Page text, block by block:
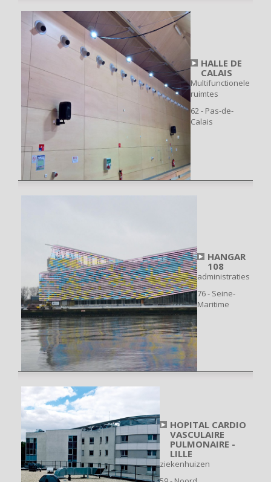
HALLE DE
CALAIS
Multifunctionele
ruimtes
62 - Pas-de-
Calais
HANGAR
108
administraties
76 - Seine-
Maritime
HOPITAL CARDIO
VASCULAIRE
PULMONAIRE -
LILLE
ziekenhuizen